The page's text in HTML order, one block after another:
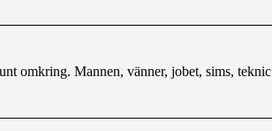
omkring. Mannen, vänner, jobet, sims, teknic